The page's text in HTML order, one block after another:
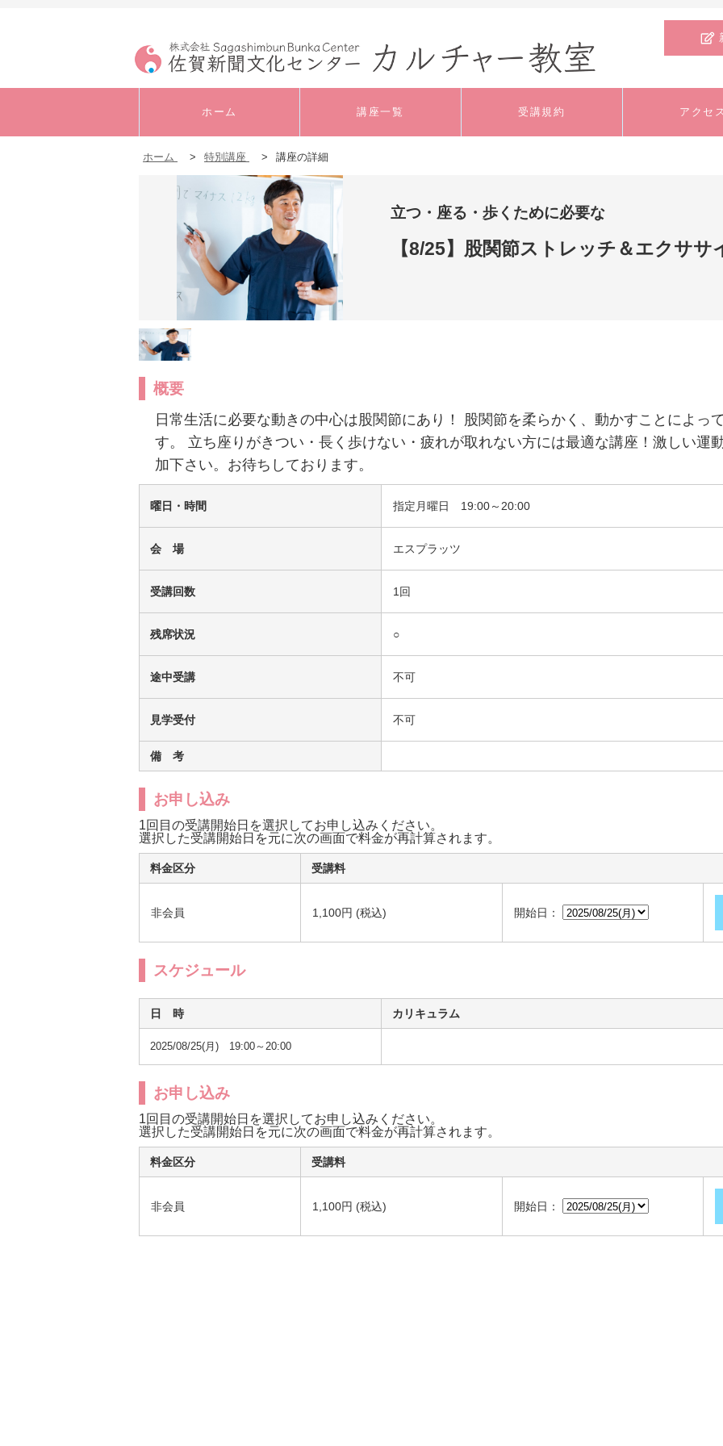
ホーム 講座一覧
キャリアアップ・実
書道 工芸 手芸
音楽
ピアノ 写真販売 チケット
受講規約 アクセ
ホーム > 特別講座 > 講座の詳細
立つ・座る・歩くために必要な
【8/25】股関節ストレッチ＆エクササ
概要
日常生活に必要な動きの中心は股関節にあり！ 股関節を柔らかく、動かすことによっ
す。 立ち座りがきつい・長く歩けない・疲れが取れない方には最適な講座！激しい運
加下さい。お待ちしております。
曜日・時間 指定月曜日 19:00～20:00
会 場 エスプラッツ
受講回数 1回
残席状況 ○
途中受講 不可
見学受付 不可
備 考
お申し込み
1回目の受講開始日を選択してお申し込みください。
選択した受講開始日を元に次の画面で料金が再計算されます。
料金区分 受講料
非会員 1,100円 (税込) 開始日：
スケジュール
日 時 カリキュラム
2025/08/25(月) 19:00～20:00
お申し込み
1回目の受講開始日を選択してお申し込みください。
選択した受講開始日を元に次の画面で料金が再計算されます。
料金区分 受講料
非会員 1,100円 (税込) 開始日：